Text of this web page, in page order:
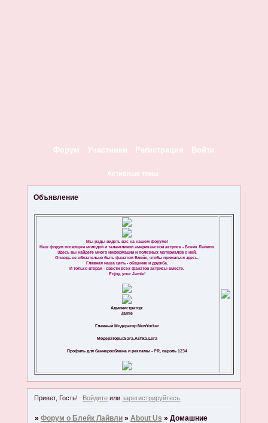
Форум Участники Регистрация Войти
Активные темы
Объявление
Мы рады видеть вас на нашем форуме!
Наш форум посвящен молодой и талантливой американской актрисе - Блейк Лайвли.
Здесь вы найдете много информации и полезных материалов о ней.
Отнюдь не обязательно быть фанатом Блейк, чтобы прижиться здесь.
Главная наша цель - общение и дружба.
И только вторая - свести всех фанатов актрисы вместе.
Enjoy, your Jamie!
Администратор:
Jamie
Главный Модератор:NewYorker
Модераторы:Sara,Ashka,Lera
Профиль для баннерообмена и рекламы - PR, пароль 1234
Привет, Гость! Войдите илизарегистрируйтесь
» Форум о Блейк Лайвли » About Us » Домашние